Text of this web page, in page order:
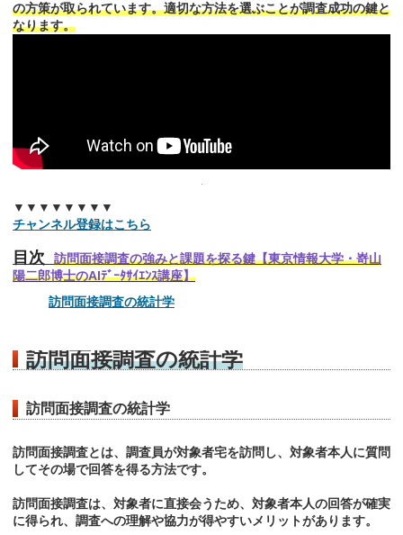
の方策が取られています。適切な方法を選ぶことが調査成功の鍵と
なります。
▼▼▼▼▼▼▼▼
チャンネル登録はこちら
目次
訪問面接調査の強みと課題を探る鍵【東京情報大学・嵜山
陽二郎博士のAIﾃﾞｰﾀｻｲｴﾝｽ講座】
訪問面接調査の統計学
訪問面接調査の統計学
訪問面接調査の統計学
訪問面接調査とは、調査員が対象者宅を訪問し、対象者本人に質問
してその場で回答を得る方法です。
訪問面接調査は、対象者に直接会うため、対象者本人の回答が確実
に得られ、調査への理解や協力が得やすいメリットがあります。